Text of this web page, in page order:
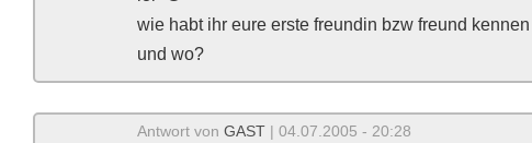
wie habt ihr eure erste freundin bzw freund
und wo?
Antwort von GAST | 04.07.2005 - 20:28